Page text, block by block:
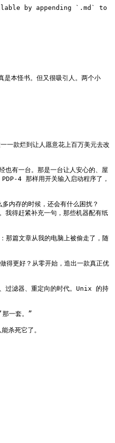
by appending `.md` to
是本怪书。但又很吸引人。两个小
一款烂到让人愿意花上百万美元去改
有一台。那是一台让人安心的、屋
4 那样用开关输入启动程序了，
存的时候，还会有什么困扰？
得赶紧补充一句，那些机器配有纸
那篇文章从我的电脑上被偷走了，随
得更好？从零开始，造出一款真正优
过滤器、重定向的时代。Unix 的持
那一套。”
杀死它了。